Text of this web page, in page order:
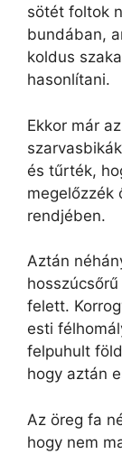
sötét foltok
bundában,
koldus
hasonlítani.
Ekkor már
és tűrték,
megelőzzék
rendjében.
Aztán
felett.
esti
felpuhult
hogy aztán
Az öreg fa
hogy nem